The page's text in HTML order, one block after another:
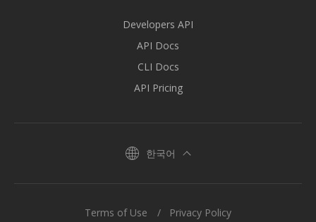
Developers API
API Docs
CLI Docs
API Pricing
한국어
Terms of Use Privacy Policy